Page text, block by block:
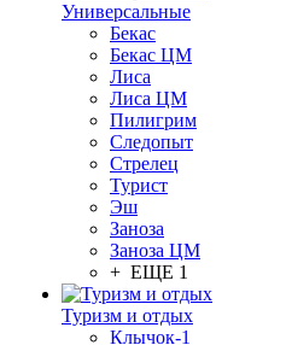
Универсальные
Бекас
Бекас ЦМ
Лиса
Лиса ЦМ
Пилигрим
Следопыт
Стрелец
Турист
Эш
Заноза
Заноза ЦМ
+ ЕЩЕ 1
Туризм и отдых
Клычок-1